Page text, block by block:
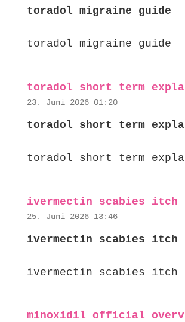
toradol migraine guide
toradol migraine guide
toradol short term
23. Juni 2026 01:20
toradol short term
toradol short term
ivermectin scabies itch
25. Juni 2026 13:46
ivermectin scabies itch
ivermectin scabies itch
minoxidil official